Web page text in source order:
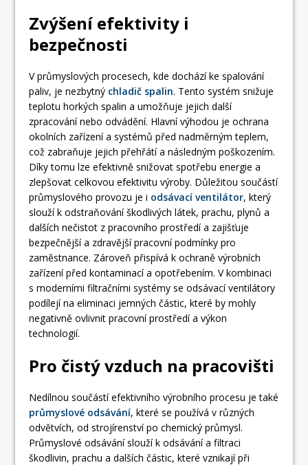
Zvýšení efektivity i
bezpečnosti
V průmyslových procesech, kde dochází ke spalování
paliv, je nezbytný chladič spalin. Tento systém snižuje
teplotu horkých spalin a umožňuje jejich další
zpracování nebo odvádění. Hlavní výhodou je ochrana
okolních zařízení a systémů před nadměrným teplem,
což zabraňuje jejich přehřátí a následným poškozením.
Díky tomu lze efektivně snižovat spotřebu energie a
zlepšovat celkovou efektivitu výroby. Důležitou součástí
průmyslového provozu je i odsávací ventilátor, který
slouží k odstraňování škodlivých látek, prachu, plynů a
dalších nečistot z pracovního prostředí a zajišťuje
bezpečnější a zdravější pracovní podmínky pro
zaměstnance. Zároveň přispívá k ochraně výrobních
zařízení před kontaminací a opotřebením. V kombinaci
s moderními filtračními systémy se odsávací ventilátory
podílejí na eliminaci jemných částic, které by mohly
negativně ovlivnit pracovní prostředí a výkon
technologií.
Pro čistý vzduch na pracovišti
Nedílnou součástí efektivního výrobního procesu je také
průmyslové odsávání, které se používá v různých
odvětvích, od strojírenství po chemický průmysl.
Průmyslové odsávání slouží k odsávání a filtraci
škodlivin, prachu a dalších částic, které vznikají při